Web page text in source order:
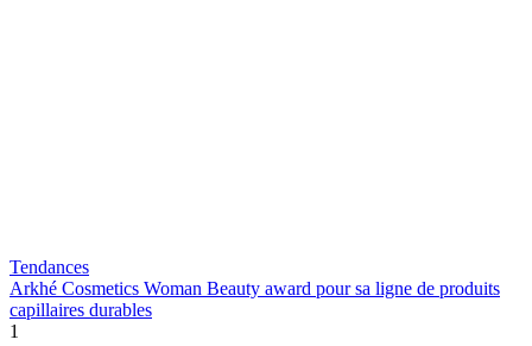
Tendances
Arkhé Cosmetics Woman Beauty award pour sa ligne de produits
capillaires durables
1